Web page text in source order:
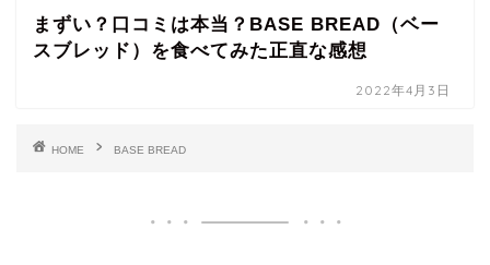
まずい？口コミは本当？BASE BREAD（ベー
スブレッド）を食べてみた正直な感想
2022年4月3日
HOME BASE BREAD